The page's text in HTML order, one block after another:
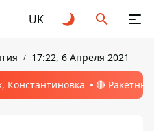
UK
17:22, 6 Апреля 2021
Константиновка 🔴